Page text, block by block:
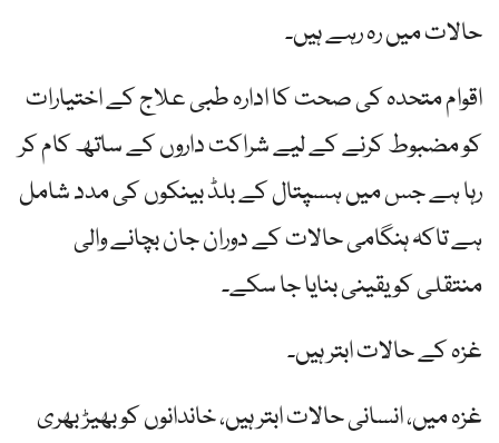
حالات میں رہ رہے ہیں۔
اقوام متحدہ کی صحت کا ادارہ طبی علاج کے اختیارات
کو مضبوط کرنے کے لیے شراکت داروں کے ساتھ کام کر
رہا ہے جس میں ہسپتال کے بلڈ بینکوں کی مدد شامل
ہے تاکہ ہنگامی حالات کے دوران جان بچانے والی
منتقلی کو یقینی بنایا جا سکے۔
غزہ کے حالات ابتر ہیں۔
غزہ میں، انسانی حالات ابتر ہیں، خاندانوں کو بھیڑ بھری